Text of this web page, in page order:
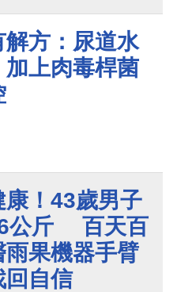
方：尿道水
上肉毒桿菌
！43歲男子
公斤 百天百
果機器手臂
回自信